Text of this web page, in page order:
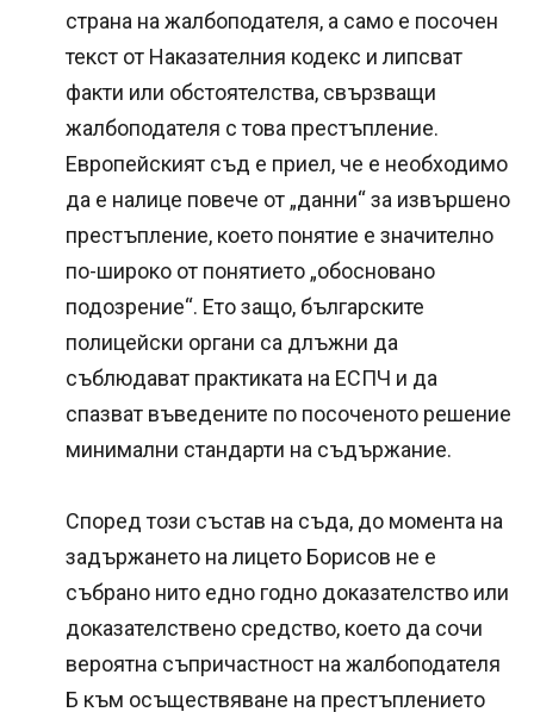
страна на жалбоподателя, а само е посочен
текст от Наказателния кодекс и липсват
факти или обстоятелства, свързващи
жалбоподателя с това престъпление.
Европейският съд е приел, че е необходимо
да е налице повече от „данни“ за извършено
престъпление, което понятие е значително
по-широко от понятието „обосновано
подозрение“. Ето защо, българските
полицейски органи са длъжни да
съблюдават практиката на ЕСПЧ и да
спазват въведените по посоченото решение
минимални стандарти на съдържание.
Според този състав на съда, до момента на
задържането на лицето Борисов не е
събрано нито едно годно доказателство или
доказателствено средство, което да сочи
вероятна съпричастност на жалбоподателя
Б към осъществяване на престъплението